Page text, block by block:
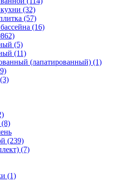
(32)
(57)
(16)
(5)
(11)
(лапатированный) (1)
(8)
(239)
(7)
(1)